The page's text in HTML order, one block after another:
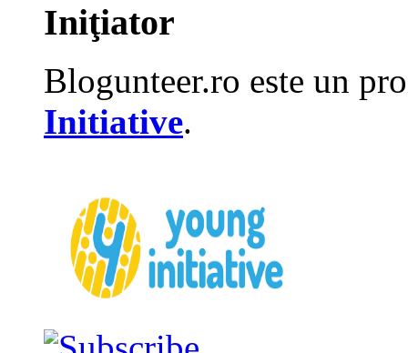
Iniţiator
Blogunteer.ro este un
Initiative.